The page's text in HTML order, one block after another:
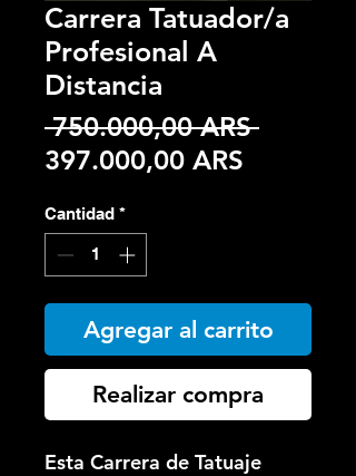
Carrera Tatuador/a
Profesional A
Distancia
750.000,00 ARS Precio
397.000,00 ARS
Cantidad *
Agregar al carrito
Realizar compra
Esta Carrera de Tatuaje